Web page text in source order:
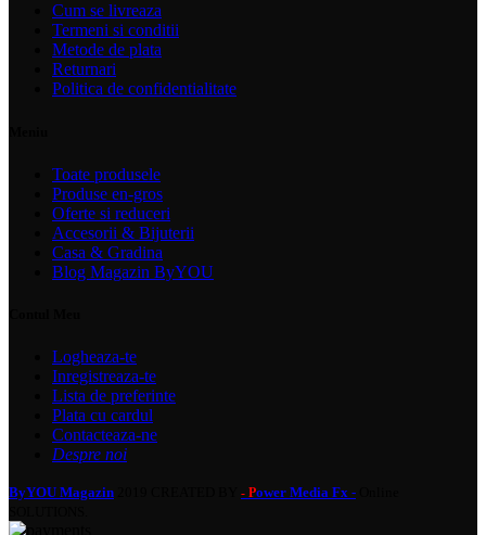
Cum se livreaza
Termeni si conditii
Metode de plata
Returnari
Politica de confidentialitate
Toate produsele
Produse en-gros
Oferte si reduceri
Accesorii & Bijuterii
Casa & Gradina
Blog Magazin ByYOU
Logheaza-te
Inregistreaza-te
Lista de preferinte
Plata cu cardul
Contacteaza-ne
Despre noi
ByYOU Magazin - Power Media Fx -